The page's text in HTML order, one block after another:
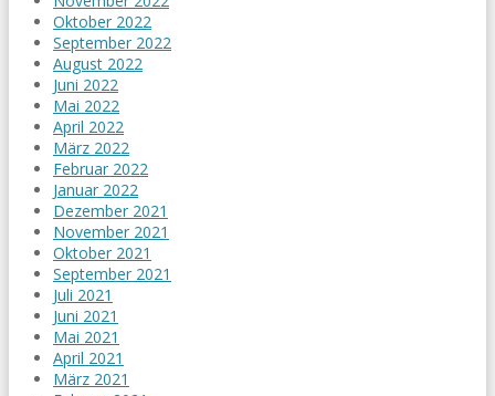
Oktober 2022
September 2022
August 2022
Juni 2022
Mai 2022
April 2022
März 2022
Februar 2022
Januar 2022
Dezember 2021
November 2021
Oktober 2021
September 2021
Juli 2021
Juni 2021
Mai 2021
April 2021
März 2021